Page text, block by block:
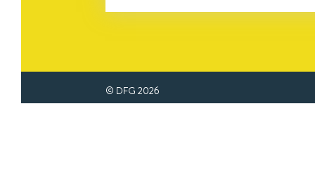
© DFG 2026